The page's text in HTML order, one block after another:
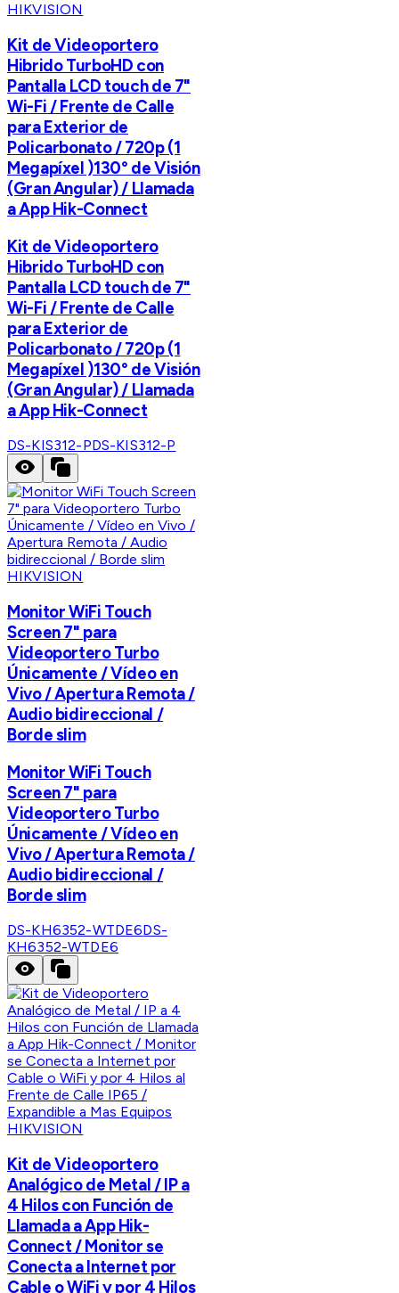
HIKVISION
Kit de Videoportero
Hibrido TurboHD con
Pantalla LCD touch de 7"
Wi-Fi / Frente de Calle
para Exterior de
Policarbonato / 720p (1
Megapíxel )130° de Visión
(Gran Angular) / Llamada
a App Hik-Connect
Kit de Videoportero
Hibrido TurboHD con
Pantalla LCD touch de 7"
Wi-Fi / Frente de Calle
para Exterior de
Policarbonato / 720p (1
Megapíxel )130° de Visión
(Gran Angular) / Llamada
a App Hik-Connect
DS-KIS312-PDS-KIS312-P
HIKVISION
Monitor WiFi Touch
Screen 7" para
Videoportero Turbo
Únicamente / Vídeo en
Vivo / Apertura Remota /
Audio bidireccional /
Borde slim
Monitor WiFi Touch
Screen 7" para
Videoportero Turbo
Únicamente / Vídeo en
Vivo / Apertura Remota /
Audio bidireccional /
Borde slim
DS-KH6352-WTDE6DS-
KH6352-WTDE6
HIKVISION
Kit de Videoportero
Analógico de Metal / IP a
4 Hilos con Función de
Llamada a App Hik-
Connect / Monitor se
Conecta a Internet por
Cable o WiFi y por 4 Hilos